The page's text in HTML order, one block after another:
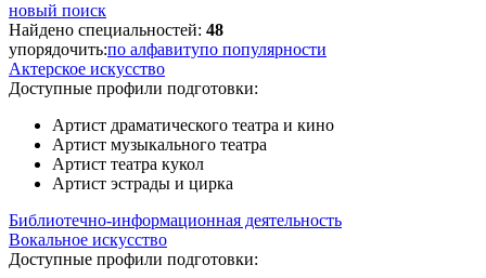
новый поиск
Найдено специальностей: 48
упорядочить:по алфавитупо популярности
Актерское искусство
Доступные профили подготовки:
Артист драматического театра и кино
Артист музыкального театра
Артист театра кукол
Артист эстрады и цирка
Библиотечно-информационная деятельность
Вокальное искусство
Доступные профили подготовки: